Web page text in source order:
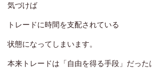
気づけば
トレードに時間を支配されている
状態になってしまいます。
本来トレードは「自由を得る手段」だった